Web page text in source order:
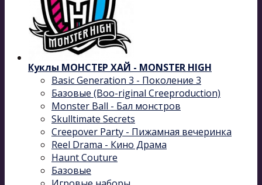
Куклы МОНСТЕР ХАЙ - MONSTER HIGH
Basic Generation 3 - Поколение 3
Базовые (Boo-riginal Creeproduction)
Monster Ball - Бал монстров
Skulltimate Secrets
Creepover Party - Пижамная вечеринка
Reel Drama - Кино Драма
Haunt Couture
Базовые